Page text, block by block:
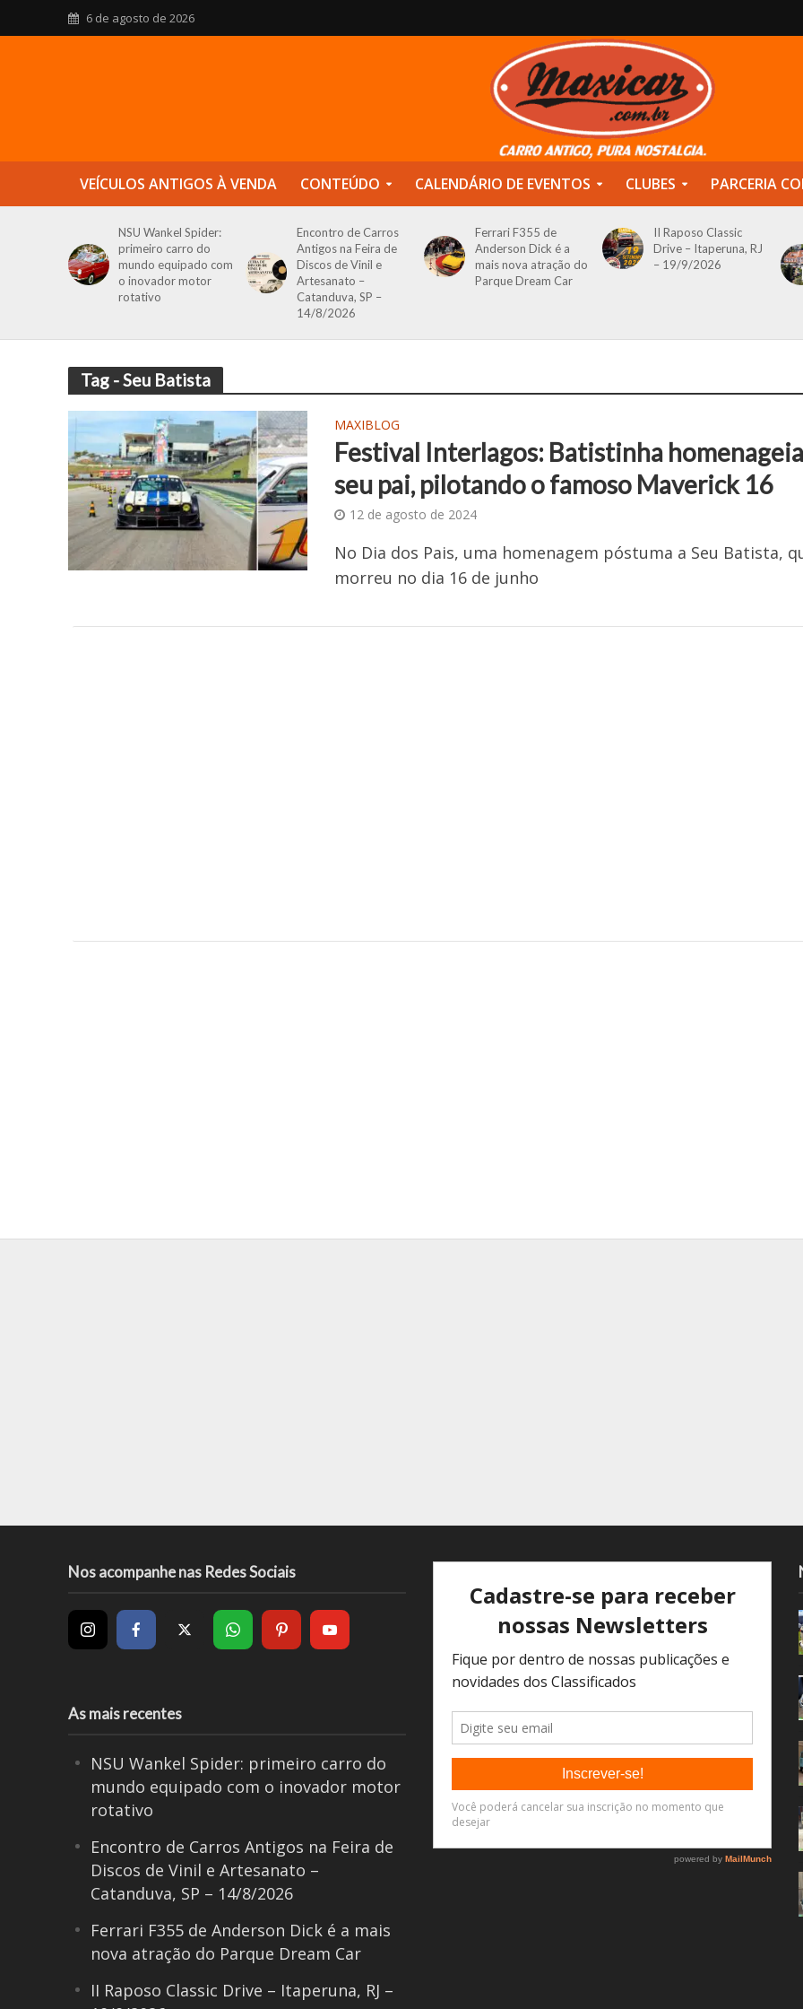
6 de agosto de 2026
VEÍCULOS ANTIGOS À VENDA CONTEÚDO CALENDÁRIO DE EVENTOS CLUBES PARCERIA
NSU Wankel Spider:
primeiro carro do
mundo equipado com
o inovador motor
rotativo
Encontro de Carros
Antigos na Feira de
Discos de Vinil e
Artesanato –
Catanduva, SP –
14/8/2026
Ferrari F355 de
Anderson Dick é a
mais nova atração do
Parque Dream Car
II Raposo Classic
Drive – Itaperuna, RJ
– 19/9/2026
Tag - Seu Batista
MAXIBLOG
Festival Interlagos: Batistinha homenageia
seu pai, pilotando o famoso Maverick 16
12 de agosto de 2024
No Dia dos Pais, uma homenagem póstuma a Seu Batista,
morreu no dia 16 de junho
Nos acompanhe nas Redes Sociais
As mais recentes
NSU Wankel Spider: primeiro carro do
mundo equipado com o inovador motor
rotativo
Encontro de Carros Antigos na Feira de
Discos de Vinil e Artesanato –
Catanduva, SP – 14/8/2026
Ferrari F355 de Anderson Dick é a mais
nova atração do Parque Dream Car
II Raposo Classic Drive – Itaperuna, RJ –